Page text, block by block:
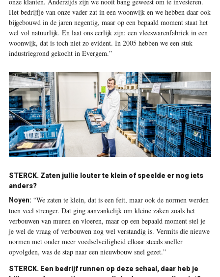
Het bedrijfje van onze vader zat in een woonwijk en we hebben daar ook
bijgebouwd in de jaren negentig, maar op een bepaald moment staat het
wel vol natuurlijk. En laat ons eerlijk zijn: een vleeswarenfabriek in een
woonwijk, dat is toch niet zo evident. In 2005 hebben we een stuk
industriegrond gekocht in Evergem.”
STERCK. Zaten jullie louter te klein of speelde er nog iets
anders?
Noyen: “We zaten te klein, dat is een feit, maar ook de normen werden
toen veel strenger. Dat ging aanvankelijk om kleine zaken zoals het
verbouwen van muren en vloeren, maar op een bepaald moment stel je
je wel de vraag of verbouwen nog wel verstandig is. Vermits die nieuwe
normen met onder meer voedselveiligheid elkaar steeds sneller
opvolgden, was de stap naar een nieuwbouw snel gezet.”
STERCK. Een bedrijf runnen op deze schaal, daar heb je